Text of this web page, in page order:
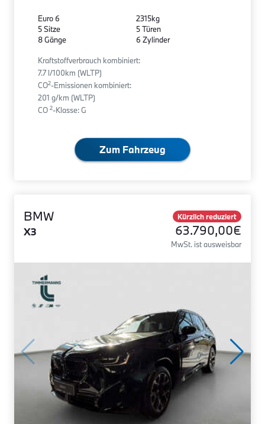
Euro 6
5 Sitze
8 Gänge
2315kg
5 Türen
6 Zylinder
Kraftstoffverbrauch kombiniert:
7.7 l/100km (WLTP)
CO2-Emissionen kombiniert:
201 g/km (WLTP)
CO 2-Klasse: G
Zum Fahrzeug
BMW
X3
Kürzlich reduziert
63.790,00€
MwSt. ist ausweisbar